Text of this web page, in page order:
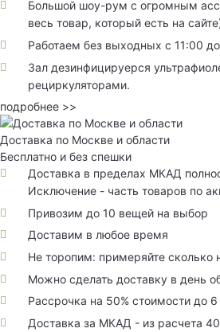
Большой шоу-рум с огромным
весь товар, который есть на
Работаем без выходных с 11:00
Зал дезинфицируерся
рециркуляторами.
подробнее >>
Доставка по Москве и области
Бесплатно и без спешки
Доставка в пределах МКАД
Исключение - часть товаров по
Привозим до 10 вещей на выбор
Доставим в любое время
Не торопим: примеряйте сколько
Можно сделать доставку в день
Рассрочка на 50% стоимости до
Доставка за МКАД - из расчета